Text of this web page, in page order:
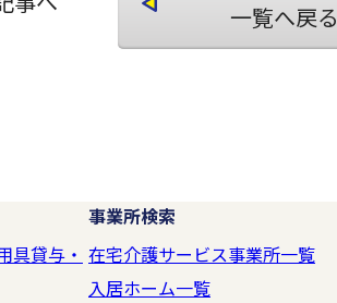
一覧へ戻る
具貸与・
事業所検索
在宅介護サービス事業所一覧
入居ホーム一覧